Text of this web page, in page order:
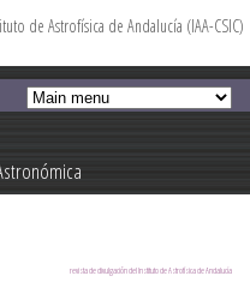
de Astrofísica de Andalucía (IAA-CSIC)
revista de divulgación del Instituto de Astrofísica de Andalucía